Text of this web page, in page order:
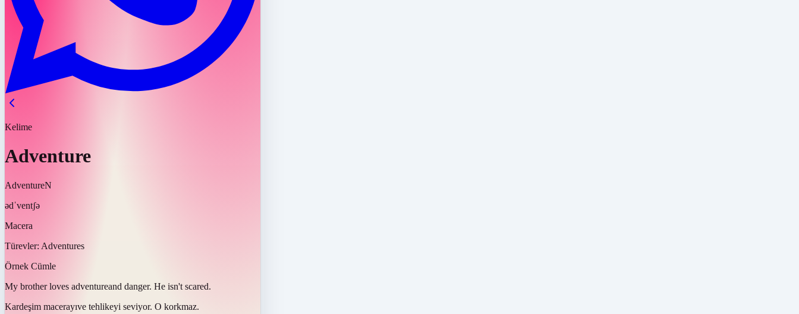
Kelime
Adventure
AdventureN
ədˈventʃə
Macera
Türevler: Adventures
Örnek Cümle
My brother loves adventureand danger. He isn't scared.
Kardeşim macerayıve tehlikeyi seviyor. O korkmaz.